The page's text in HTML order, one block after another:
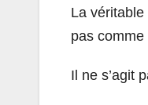
La
pas
Il ne s’agit